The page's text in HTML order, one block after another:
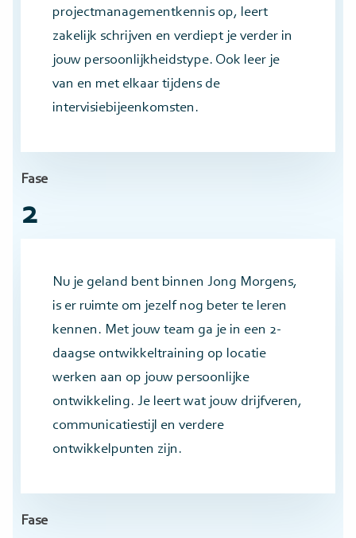
projectmanagementkennis op, leert
zakelijk schrijven en verdiept je verder in
jouw persoonlijkheidstype. Ook leer je
van en met elkaar tijdens de
intervisiebijeenkomsten.
Fase
2
Nu je geland bent binnen Jong Morgens,
is er ruimte om jezelf nog beter te leren
kennen. Met jouw team ga je in een 2-
daagse ontwikkeltraining op locatie
werken aan op jouw persoonlijke
ontwikkeling. Je leert wat jouw drijfveren,
communicatiestijl en verdere
ontwikkelpunten zijn.
Fase